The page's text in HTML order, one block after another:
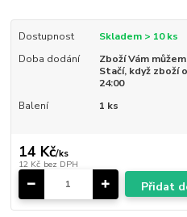
Dostupnost
Skladem > 10 ks
Doba dodání
Zboží Vám
Stačí, když zboží
24:00
Balení
1 ks
14 Kč/ks
12 Kč bez DPH
Přidat